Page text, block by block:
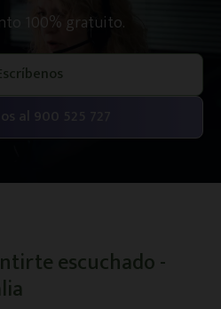
100% gratuito.
al 900 525 727
escuchado -